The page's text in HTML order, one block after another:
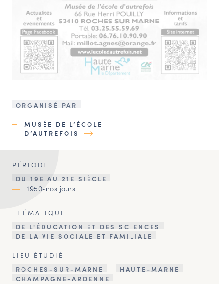
ORGANISÉ PAR
MUSÉE DE L’ÉCOLE
D’AUTREFOIS
PÉRIODE
DU 19E AU 21E SIÈCLE
1950-nos jours
THÉMATIQUE
DE L'ÉDUCATION ET DES SCIENCES
DE LA VIE SOCIALE ET FAMILIALE
LIEU ÉTUDIÉ
ROCHES-SUR-MARNE
HAUTE-MARNE
CHAMPAGNE-ARDENNE